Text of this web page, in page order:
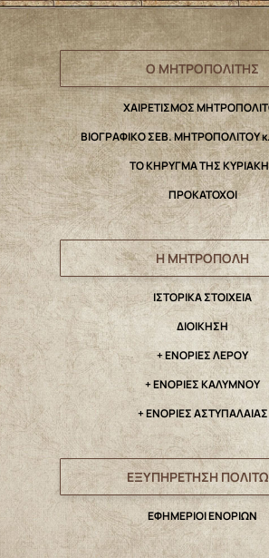
Ο ΜΗΤΡΟΠΟΛΙΤΗΣ
ΧΑΙΡΕΤΙΣΜΟΣ
ΒΙΟΓΡΑΦΙΚΟ ΣΕΒ. ΜΗΤΡΟΠΟΛΙΤΟΥ
ΤΟ ΚΗΡΥΓΜΑ ΤΗΣ
ΠΡΟΚΑΤΟΧΟΙ
Η ΜΗΤΡΟΠΟΛΗ
IΣΤΟΡΙΚΑ ΣΤΟΙΧΕΙΑ
ΔΙΟΙΚΗΣΗ
+ ΕΝΟΡΙΕΣ ΛΕΡΟΥ
+ ΕΝΟΡΙΕΣ ΚΑΛΥΜΝΟΥ
+ ΕΝΟΡΙΕΣ ΑΣΤΥΠΑΛΑΙΑΣ
ΕΞΥΠΗΡΕΤΗΣΗ
ΕΦΗΜΕΡΙΟΙ ΕΝΟΡΙΩΝ